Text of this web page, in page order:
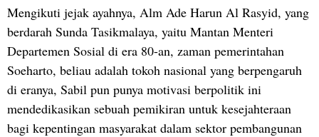
Mengikuti jejak ayahnya, Alm Ade Harun Al Rasyid, yang
berdarah Sunda Tasikmalaya, yaitu Mantan Menteri
Departemen Sosial di era 80-an, zaman pemerintahan
Soeharto, beliau adalah tokoh nasional yang berpengaruh
di eranya, Sabil pun punya motivasi berpolitik ini
mendedikasikan sebuah pemikiran untuk kesejahteraan
bagi kepentingan masyarakat dalam sektor pembangunan